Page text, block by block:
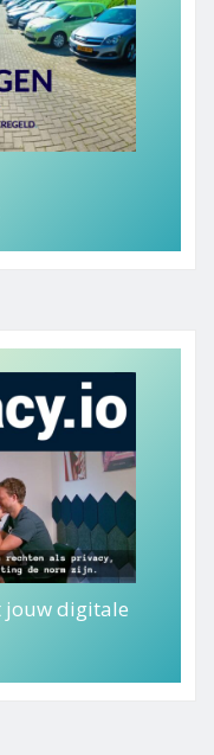
jouw digitale